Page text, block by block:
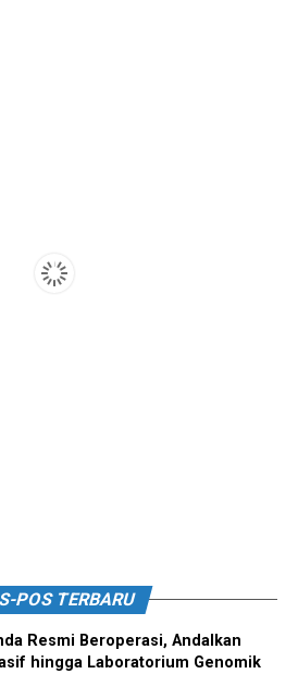
POS TERBARU
Resmi Beroperasi, Andalkan
hingga Laboratorium Genomik